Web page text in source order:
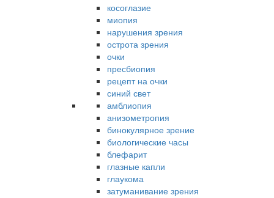
косоглазие
миопия
нарушения зрения
острота зрения
очки
пресбиопия
рецепт на очки
синий свет
амблиопия
анизометропия
бинокулярное зрение
биологические часы
блефарит
глазные капли
глаукома
затуманивание зрения